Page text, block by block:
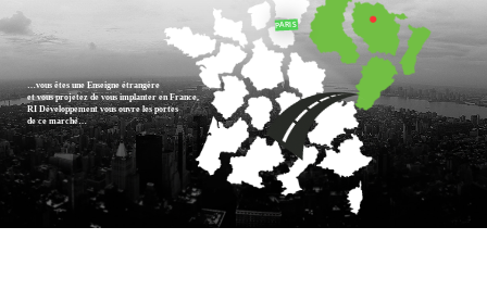
PARIS
…vous êtes une Enseigne étrangère
et vous projetez de vous implanter en France,
RI Développement vous ouvre les portes
de ce marché…